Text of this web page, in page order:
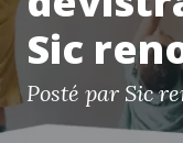
Sic
Posté par Sic